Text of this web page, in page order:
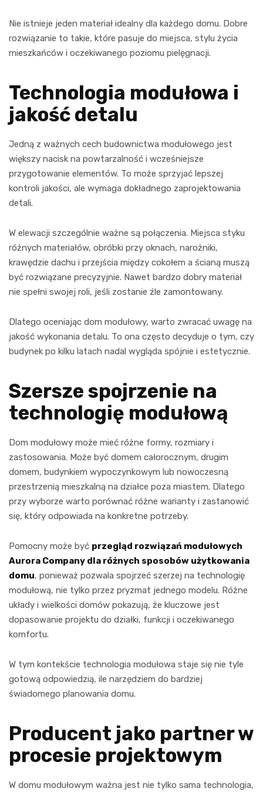
Nie istnieje jeden materiał idealny dla każdego domu. Dobre
rozwiązanie to takie, które pasuje do miejsca, stylu życia
mieszkańców i oczekiwanego poziomu pielęgnacji.
Technologia modułowa i
jakość detalu
Jedną z ważnych cech budownictwa modułowego jest
większy nacisk na powtarzalność i wcześniejsze
przygotowanie elementów. To może sprzyjać lepszej
kontroli jakości, ale wymaga dokładnego zaprojektowania
detali.
W elewacji szczególnie ważne są połączenia. Miejsca styku
różnych materiałów, obróbki przy oknach, narożniki,
krawędzie dachu i przejścia między cokołem a ścianą muszą
być rozwiązane precyzyjnie. Nawet bardzo dobry materiał
nie spełni swojej roli, jeśli zostanie źle zamontowany.
Dlatego oceniając dom modułowy, warto zwracać uwagę na
jakość wykonania detalu. To ona często decyduje o tym, czy
budynek po kilku latach nadal wygląda spójnie i estetycznie.
Szersze spojrzenie na
technologię modułową
Dom modułowy może mieć różne formy, rozmiary i
zastosowania. Może być domem całorocznym, drugim
domem, budynkiem wypoczynkowym lub nowoczesną
przestrzenią mieszkalną na działce poza miastem. Dlatego
przy wyborze warto porównać różne warianty i zastanowić
się, który odpowiada na konkretne potrzeby.
Pomocny może być przegląd rozwiązań modułowych
Aurora Company dla różnych sposobów użytkowania
domu, ponieważ pozwala spojrzeć szerzej na technologię
modułową, nie tylko przez pryzmat jednego modelu. Różne
układy i wielkości domów pokazują, że kluczowe jest
dopasowanie projektu do działki, funkcji i oczekiwanego
komfortu.
W tym kontekście technologia modułowa staje się nie tyle
gotową odpowiedzią, ile narzędziem do bardziej
świadomego planowania domu.
Producent jako partner w
procesie projektowym
W domu modułowym ważna jest nie tylko sama technologia,